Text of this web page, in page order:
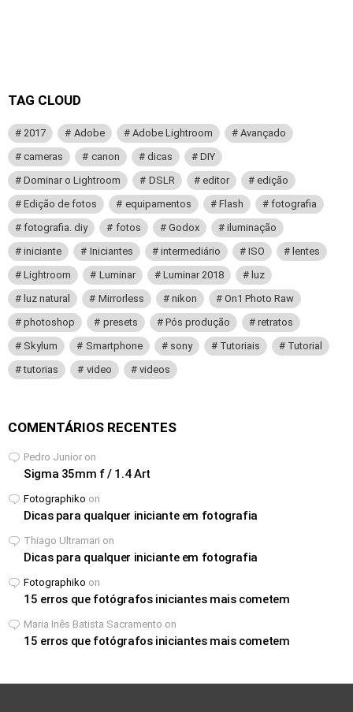
TAG CLOUD
2017 Adobe Adobe Lightroom
Avançado
cameras
canon dicas
DIY
Dominar o Lightroom
DSLR editor
edição
Edição de fotos
equipamentos Flash
fotografia
fotografia. diy
fotos Godox
iluminação
iniciante
Iniciantes intermediário ISO
lentes
Lightroom
Luminar Luminar 2018
luz
luz natural
Mirrorless nikon
On1 Photo Raw
photoshop
presets Pós produção
retratos
Skylum
Smartphone sony Tutoriais
Tutorial
tutorias
video videos
COMENTÁRIOS RECENTES
Pedro Junior on
Sigma 35mm f / 1.4 Art
Fotographiko on
Dicas para qualquer iniciante em fotografia
Thiago Ultramari on
Dicas para qualquer iniciante em fotografia
Fotographiko on
15 erros que fotógrafos iniciantes mais cometem
Maria Inês Batista Sacramento on
15 erros que fotógrafos iniciantes mais cometem